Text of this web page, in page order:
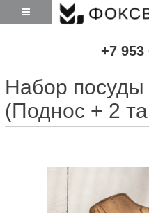
+7 953
Набор посуды
(Поднос + 2